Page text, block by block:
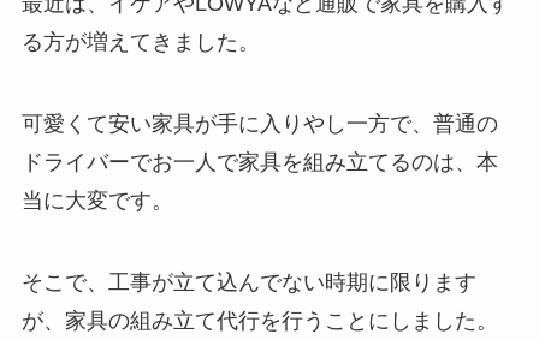
る方が増えてきました。
可愛くて安い家具が手に入りやし一方で、普通の
ドライバーでお一人で家具を組み立てるのは、本
当に大変です。
そこで、工事が立て込んでない時期に限ります
が、家具の組み立て代行を行うことにしました。